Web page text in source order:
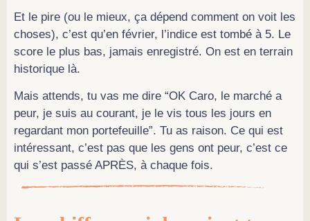
Et le pire (ou le mieux, ça dépend comment on voit les
choses), c’est qu’en février, l’indice est tombé à 5. Le
score le plus bas, jamais enregistré. On est en terrain
historique là.
Mais attends, tu vas me dire “OK Caro, le marché a
peur, je suis au courant, je le vis tous les jours en
regardant mon portefeuille”. Tu as raison. Ce qui est
intéressant, c’est pas que les gens ont peur, c’est ce
qui s’est passé APRÈS, à chaque fois.